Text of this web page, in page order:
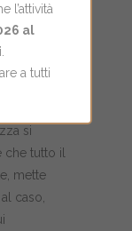
si
che tutto il
mette
caso,
l’attività
al
a tutti